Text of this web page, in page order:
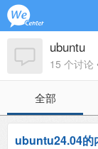
ubuntu
15 个讨论
全部
ubuntu24.04的